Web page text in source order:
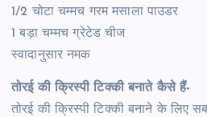
1/2 चोटा चम्मच गरम मसाला पाउडर
1 बड़ा चम्मच ग्रेटेड चीज
स्वादानुसार नमक
तोरई की क्रिस्पी टिक्की बनाते कैसे हैं-
तोरई की क्रिस्पी टिक्की बनाने के लिए